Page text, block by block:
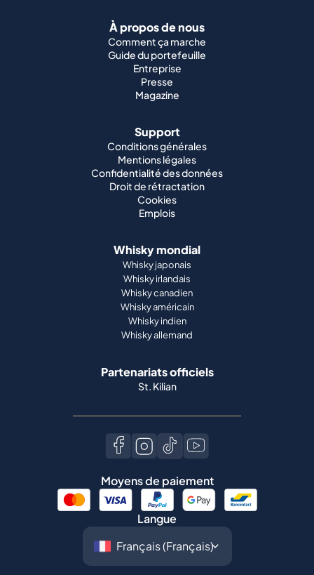
À propos de nous
Comment ça marche
Guide du portefeuille
Entreprise
Presse
Magazine
Support
Conditions générales
Mentions légales
Confidentialité des données
Droit de rétractation
Cookies
Emplois
Whisky mondial
Whisky japonais
Whisky irlandais
Whisky canadien
Whisky américain
Whisky indien
Whisky allemand
Partenariats officiels
St. Kilian
Moyens de paiement
Langue